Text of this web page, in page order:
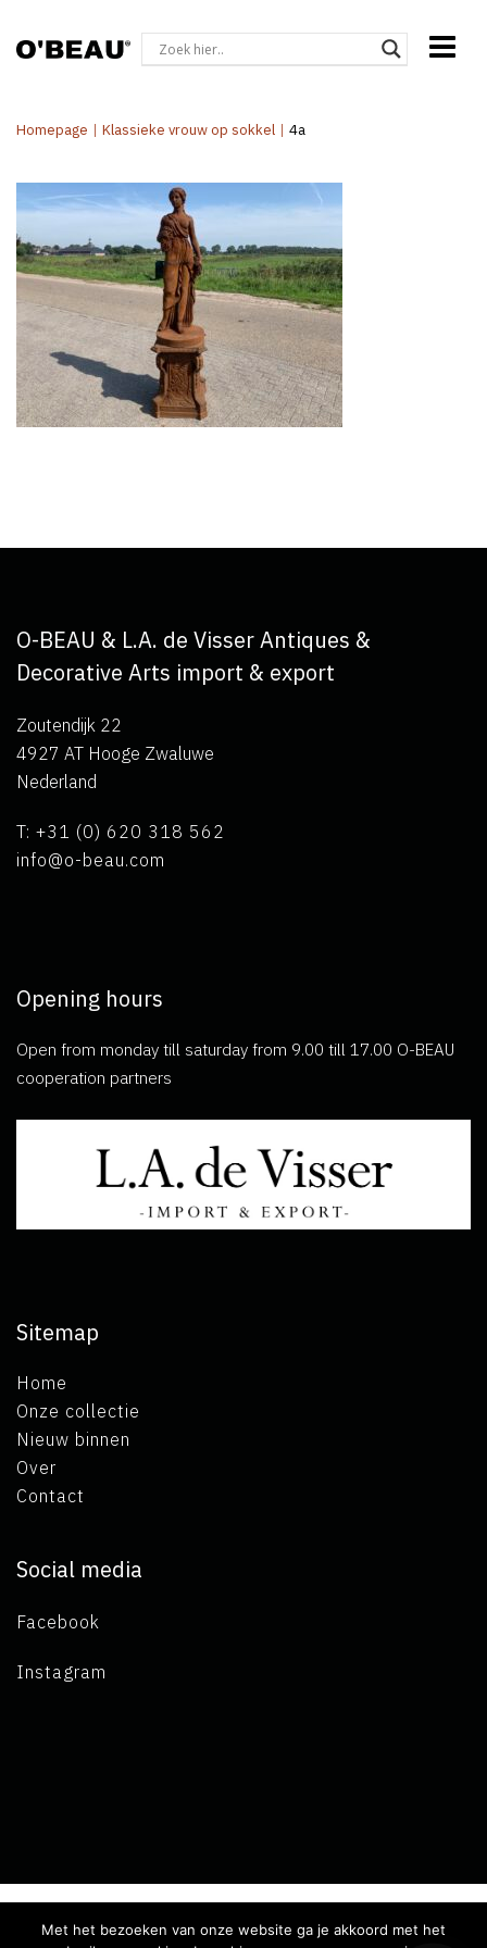
Homepage | Klassieke vrouw op sokkel | 4a
O-BEAU & L.A. de Visser Antiques &
Decorative Arts import & export
Zoutendijk 22
4927 AT Hooge Zwaluwe
Nederland
T: +31 (0) 620 318 562
info@o-beau.com
Opening hours
Open from monday till saturday from 9.00 till 17.00 O-BEAU
cooperation partners
Sitemap
Home
Onze collectie
Nieuw binnen
Over
Contact
Social media
Facebook
Instagram
Copyright 2019 L.A. de Visser -Algemene voorwaarden
Met het bezoeken van onze website ga je akkoord met het